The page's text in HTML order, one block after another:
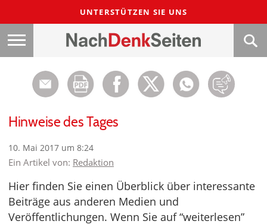
UNTERSTÜTZEN SIE UNS
Hinweise des Tages
10. Mai 2017 um 8:24
Ein Artikel von: Redaktion
Hier finden Sie einen Überblick über interessante
Beiträge aus anderen Medien und
Veröffentlichungen. Wenn Sie auf “weiterlesen”